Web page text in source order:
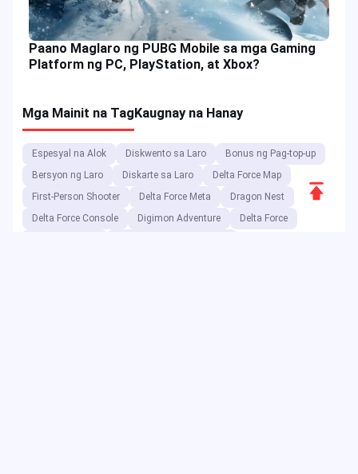
Paano Maglaro ng PUBG Mobile sa mga Gaming
Platform ng PC, PlayStation, at Xbox?
Mga Mainit na TagKaugnay na Hanay
Espesyal na Alok Diskwento sa Laro
Bonus ng Pag-top-up
Bersyon ng Laro
Diskarte sa Laro
Delta Force Map
First-Person Shooter
Delta Force Meta
Dragon Nest
Delta Force Console
Digimon Adventure
Delta Force
Scroll